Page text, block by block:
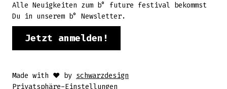
Alle Neuigkeiten zum b° future festival bekommst
Du in unserem b° Newsletter.
Jetzt anmelden!
Made with ♥ by schwarzdesign
Privatsphäre-Einstellungen